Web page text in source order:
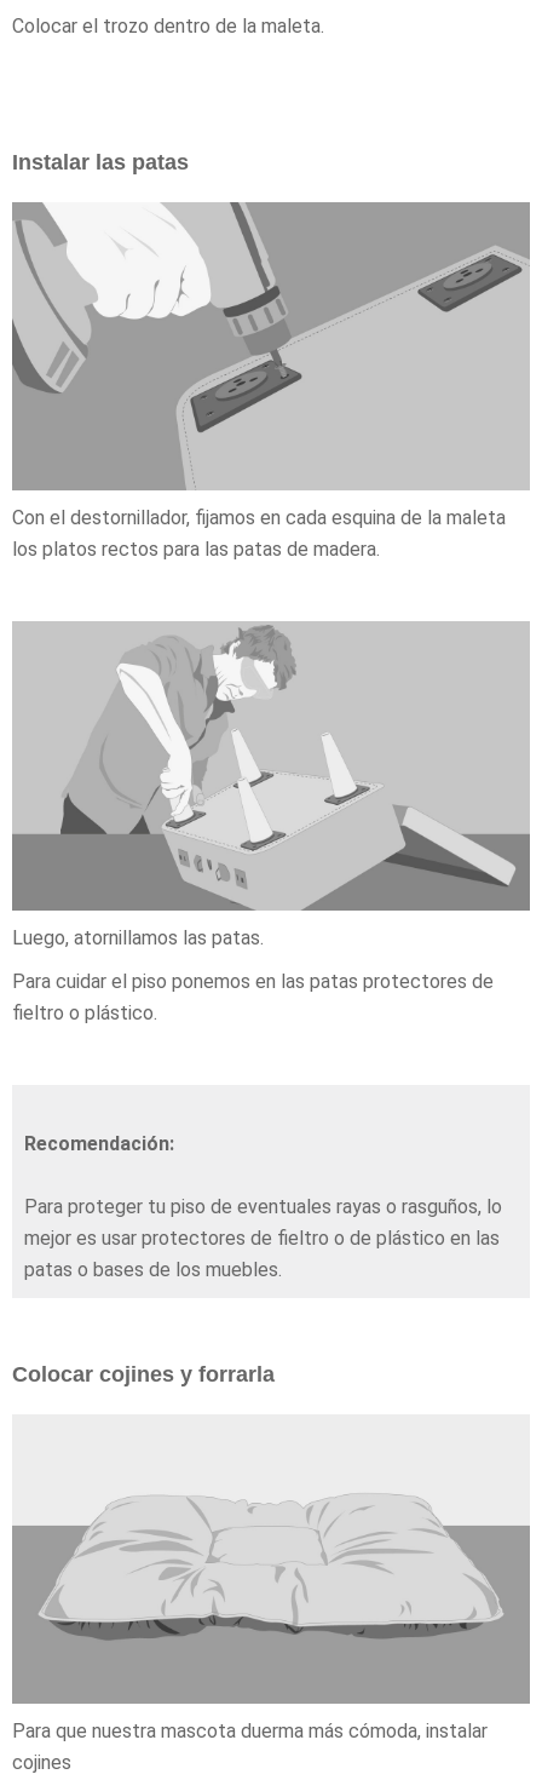
Colocar el trozo dentro de la maleta.
Instalar las patas
Con el destornillador, fijamos en cada esquina de la maleta
los platos rectos para las patas de madera.
Luego, atornillamos las patas.
Para cuidar el piso ponemos en las patas protectores de
fieltro o plástico.
Recomendación:
Para proteger tu piso de eventuales rayas o rasguños, lo
mejor es usar protectores de fieltro o de plástico en las
patas o bases de los muebles.
Colocar cojines y forrarla
Para que nuestra mascota duerma más cómoda, instalar
cojines